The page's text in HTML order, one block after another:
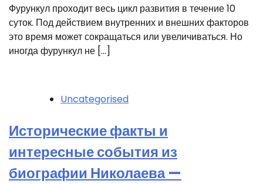
Фурункул проходит весь цикл развития в течение 10
суток. Под действием внутренних и внешних факторов
это время может сокращаться или увеличиваться. Но
иногда фурункул не […]
Uncategorised
Исторические факты и
интересные события из
биографии Николаева —